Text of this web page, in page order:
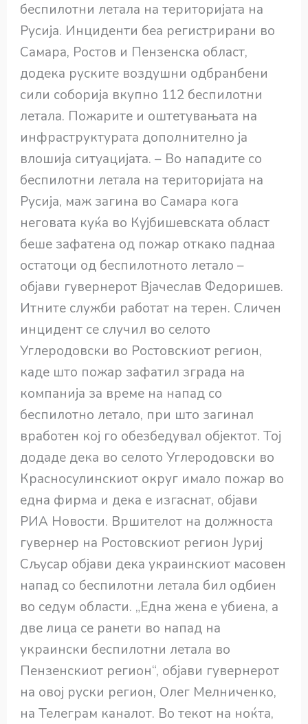
беспилотни летала на територијата на
Русија. Инциденти беа регистрирани во
Самара, Ростов и Пензенска област,
додека руските воздушни одбранбени
сили соборија вкупно 112 беспилотни
летала. Пожарите и оштетувањата на
инфраструктурата дополнително ја
влошија ситуацијата. – Во нападите со
беспилотни летала на територијата на
Русија, маж загина во Самара кога
неговата куќа во Кујбишевската област
беше зафатена од пожар откако паднаа
остатоци од беспилотното летало –
објави гувернерот Вјачеслав Федоришев.
Итните служби работат на терен. Сличен
инцидент се случил во селото
Углеродовски во Ростовскиот регион,
каде што пожар зафатил зграда на
компанија за време на напад со
беспилотно летало, при што загинал
вработен кој го обезбедувал објектот. Тој
додаде дека во селото Углеродовски во
Красносулинскиот округ имало пожар во
една фирма и дека е изгаснат, објави
РИА Новости. Вршителот на должноста
гувернер на Ростовскиот регион Јуриј
Сљусар објави дека украинскиот масовен
напад со беспилотни летала бил одбиен
во седум области. „Една жена е убиена, а
две лица се ранети во напад на
украински беспилотни летала во
Пензенскиот регион“, објави гувернерот
на овој руски регион, Олег Мелниченко,
на Телеграм каналот. Во текот на ноќта,